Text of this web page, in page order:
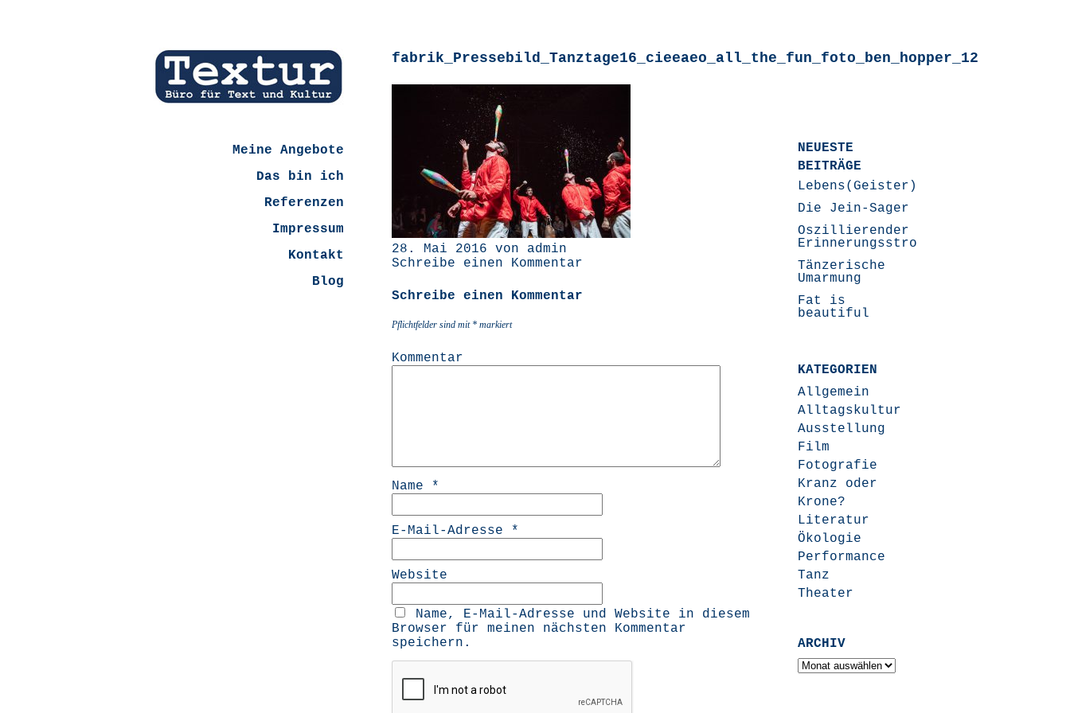
Meine Angebote
Das bin ich
Referenzen
Impressum
Kontakt
Blog
fabrik_Pressebild_Tanztage16_cieeaeo_all_the_fun_foto_ben_hopper_12
28. Mai 2016 von admin
Schreibe einen Kommentar
Schreibe einen Kommentar
Pflichtfelder sind mit * markiert
Kommentar
Name *
E-Mail-Adresse *
Website
Name, E-Mail-Adresse und Website in diesem
Browser für meinen nächsten Kommentar
speichern.
NEUESTE
BEITRÄGE
Lebens(Geister)Geschichten
Die Jein-Sager
Oszillierender
Erinnerungsstrom
Tänzerische
Umarmung
Fat is
beautiful
KATEGORIEN
Allgemein
Alltagskultur
Ausstellung
Film
Fotografie
Kranz oder
Krone?
Literatur
Ökologie
Performance
Tanz
Theater
ARCHIV
Archiv